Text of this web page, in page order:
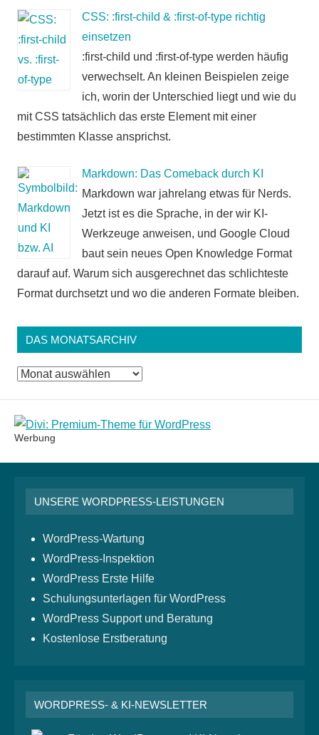
CSS: :first-child & :first-of-type richtig
einsetzen
:first-child und :first-of-type werden häufig
verwechselt. An kleinen Beispielen zeige
ich, worin der Unterschied liegt und wie du
mit CSS tatsächlich das erste Element mit einer
bestimmten Klasse ansprichst.
Markdown: Das Comeback durch KI
Markdown war jahrelang etwas für Nerds.
Jetzt ist es die Sprache, in der wir KI-
Werkzeuge anweisen, und Google Cloud
baut sein neues Open Knowledge Format
darauf auf. Warum sich ausgerechnet das schlichteste
Format durchsetzt und wo die anderen Formate bleiben.
DAS MONATSARCHIV
Das
Werbung
UNSERE WORDPRESS-LEISTUNGEN
WordPress-Wartung
WordPress-Inspektion
WordPress Erste Hilfe
Schulungsunterlagen für WordPress
WordPress Support und Beratung
Kostenlose Erstberatung
WORDPRESS- & KI-NEWSLETTER